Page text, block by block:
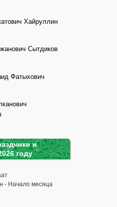
Хайруллин
Сытдиков
Фатыхович
и
году
- Начало месяца